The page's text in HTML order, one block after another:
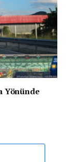
Yönünde